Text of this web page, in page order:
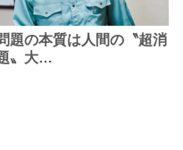
題の本質は人間の〝超消
〟大…